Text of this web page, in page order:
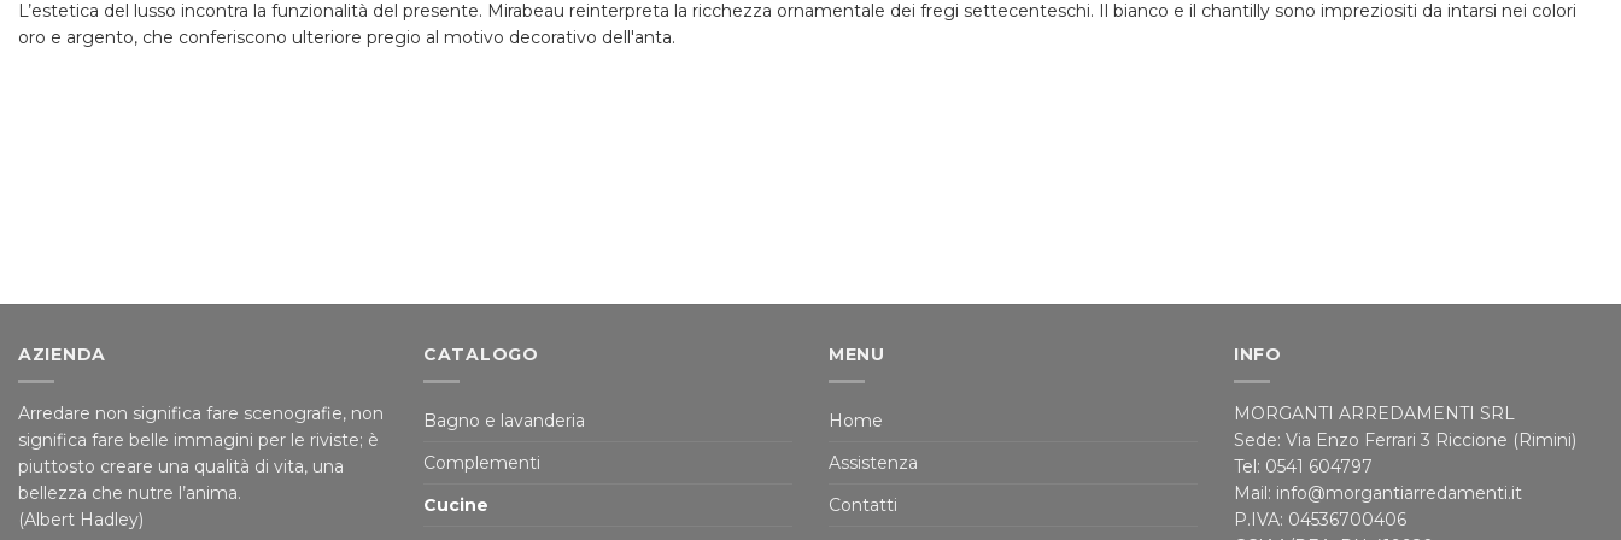
L’estetica del lusso incontra la funzionalità del presente. Mirabeau reinterpreta la ricchezza ornamentale dei fregi settecenteschi. Il bianco e il chantilly sono impreziositi da intarsi nei colori
oro e argento, che conferiscono ulteriore pregio al motivo decorativo dell'anta.
AZIENDA
Arredare non significa fare scenografie, non
significa fare belle immagini per le riviste; è
piuttosto creare una qualità di vita, una
bellezza che nutre l’anima.
(Albert Hadley)
CATALOGO
Bagno e lavanderia
Complementi
Cucine
MENU
Home
Assistenza
Contatti
INFO
MORGANTI ARREDAMENTI SRL
Sede: Via Enzo Ferrari 3 Riccione (Rimini)
Tel: 0541 604797
Mail: info@morgantiarredamenti.it
P.IVA: 04536700406